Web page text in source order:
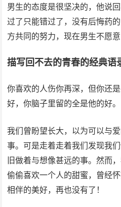
男生的态度是很坚决的，他说
过了只能错过了，没有后悔药
方共同的努力，现在男生不愿
描写回不去的青春的经典语
你喜欢的人伤你再深，但你还
好，你脑子里留的全是他的好。
我们曾盼望长大，以为可以与
事。可是走着走着我们发现我
旧做着与想像甚远的事。然而
偷偷喜欢一个人的甜蜜，曾经
相伴的美好，再也没有了！